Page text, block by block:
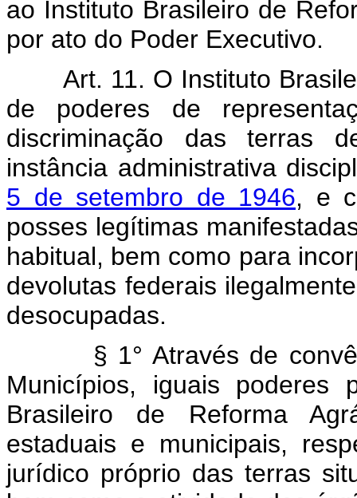
ao Instituto Brasileiro de
por ato do Poder Executivo.
Art. 11. O Instituto
de poderes de
discriminação das terras
instância administrativa
5 de setembro de 1946, e
posses legítimas
habitual, bem como para
devolutas federais
desocupadas.
§ 1° Através de
Municípios, iguais poderes
Brasileiro de Reforma
estaduais e municipais,
jurídico próprio das terras